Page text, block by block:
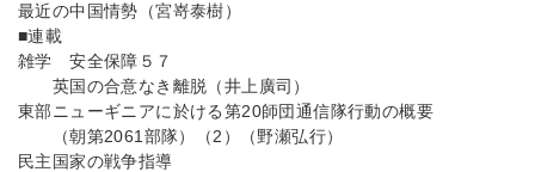
最近の中国情勢（宮嵜泰樹）
■連載
雑学 安全保障５７
英国の合意なき離脱（井上廣司）
東部ニューギニアに於ける第20師団通信隊行動の概要
（朝第2061部隊）（2）（野瀬弘行）
民主国家の戦争指導